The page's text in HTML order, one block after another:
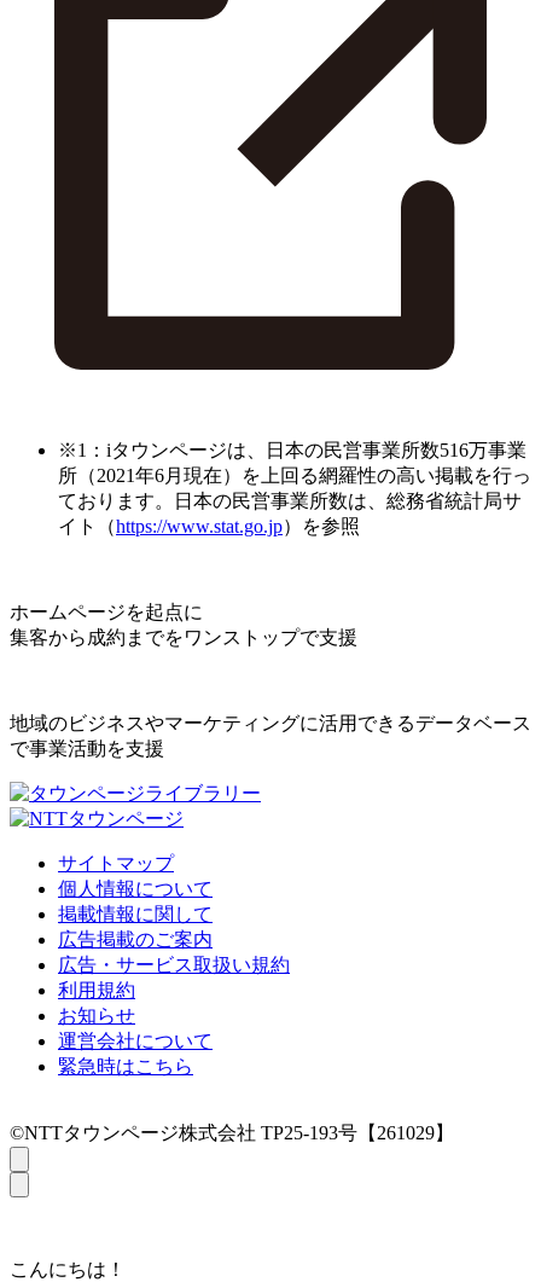
※1：iタウンページは、日本の民営事業所数516万事業
所（2021年6月現在）を上回る網羅性の高い掲載を行っ
ております。日本の民営事業所数は、総務省統計局サ
イト（https://www.stat.go.jp）を参照
ホームページを起点に
集客から成約までをワンストップで支援
地域のビジネスやマーケティングに活用できるデータベース
で事業活動を支援
サイトマップ
個人情報について
掲載情報に関して
広告掲載のご案内
広告・サービス取扱い規約
利用規約
お知らせ
運営会社について
緊急時はこちら
©NTTタウンページ株式会社 TP25-193号【261029】
こんにちは！